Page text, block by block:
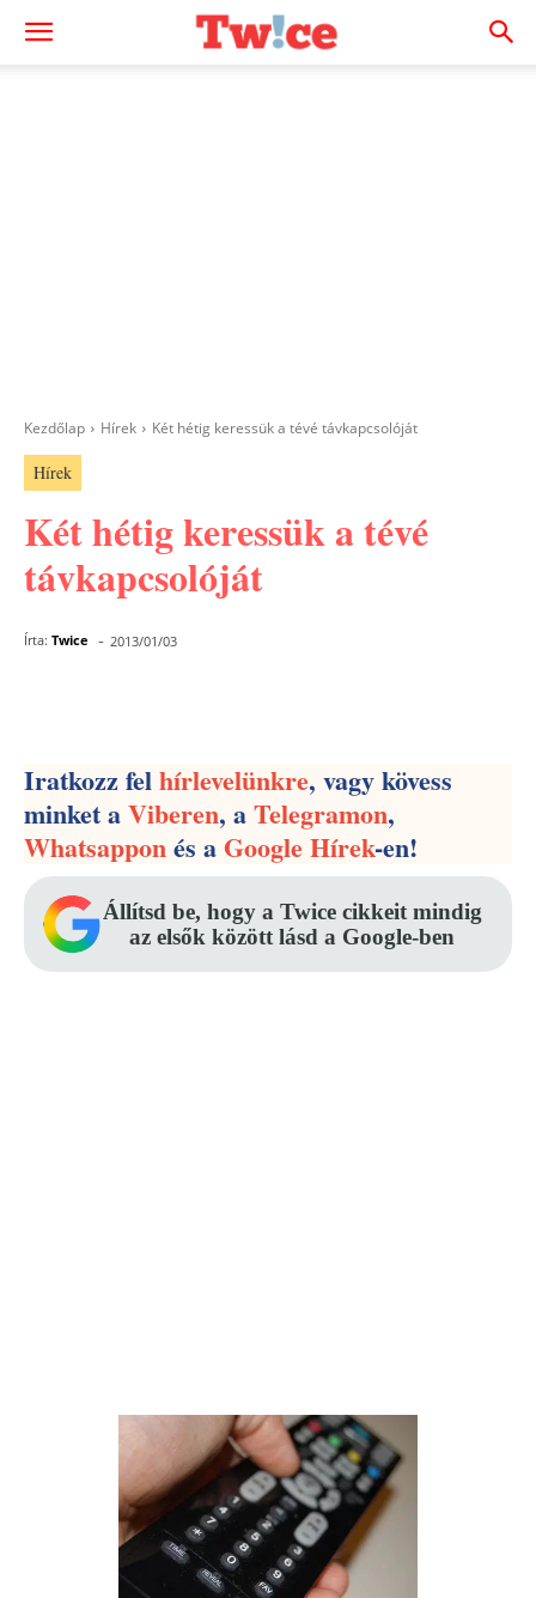
Kezdőlap Hírek Két hétig keressük a tévé távkapcsolóját
Hírek
Két hétig keressük a tévé
távkapcsolóját
Írta: Twice - 2013/01/03
Iratkozz felhírlevelünkre, vagy kövess
minket aViberen, aTelegramon,
Whatsapponés aGoogle Hírek-en!
Állítsd be, hogy a Twice cikkeit mindig
az elsők között lásd a Google-ben